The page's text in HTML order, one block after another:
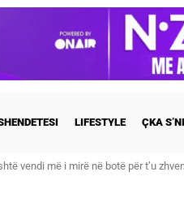
LIFESTYLE ÇKA
vendi më i mirë në botë për t’u
është prishur miqësia mes Selin dhe